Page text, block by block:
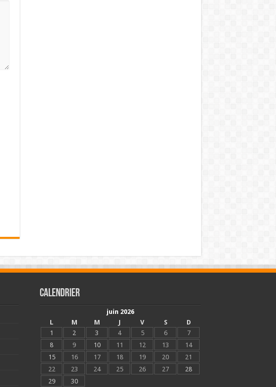
Calendrier
juin 2026
L
M M J V S
D
1
2 3 4 5 6
7
8
9 10 11 12 13
14
15
16 17 18 19 20
21
22
23 24 25 26 27
28
29
30